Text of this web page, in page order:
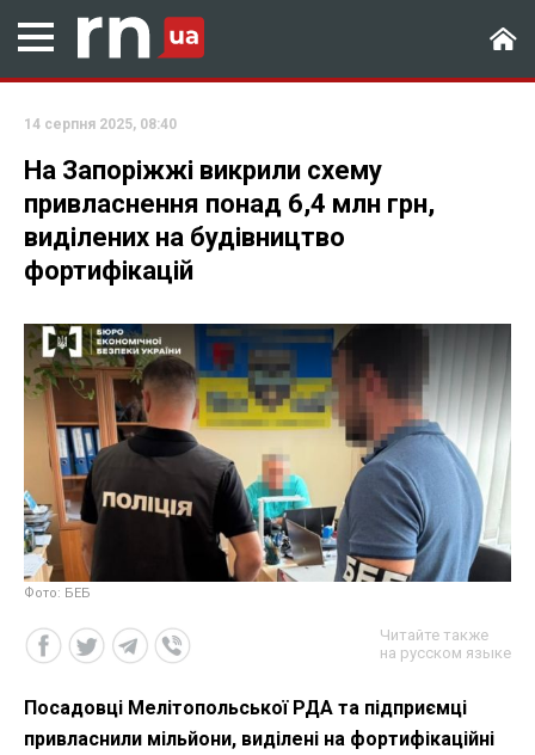
14 серпня 2025, 08:40
На Запоріжжі викрили схему
привласнення понад 6,4 млн грн,
виділених на будівництво
фортифікацій
Фото: БЕБ
Читайте также
на русском языке
Посадовці Мелітопольської РДА та підприємці
привласнили мільйони, виділені на фортифікаційні